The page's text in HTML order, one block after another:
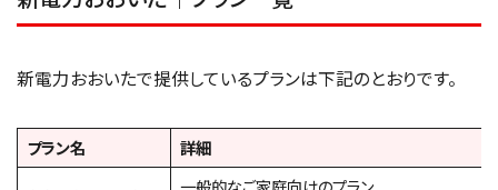
新電力おおいたで提供しているプランは下記のとおりです。
プラン名 詳細